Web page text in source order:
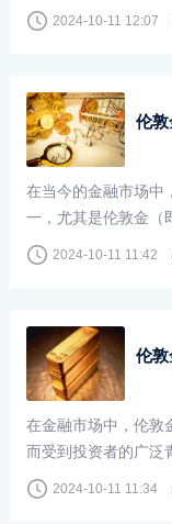
经济不确定性加剧
获取财富。然而，
2024-10-11 12:07
伦
在当今的金融市场中
一，尤其是伦敦金（
越来越多的人开始
一种新兴职业——以
到底赚什么钱呢？
2024-10-11 11:42
伦敦
在金融市场中，伦敦
而受到投资者的广泛
内获取利润是一个
伦敦金交易在短时间
2024-10-11 11:34